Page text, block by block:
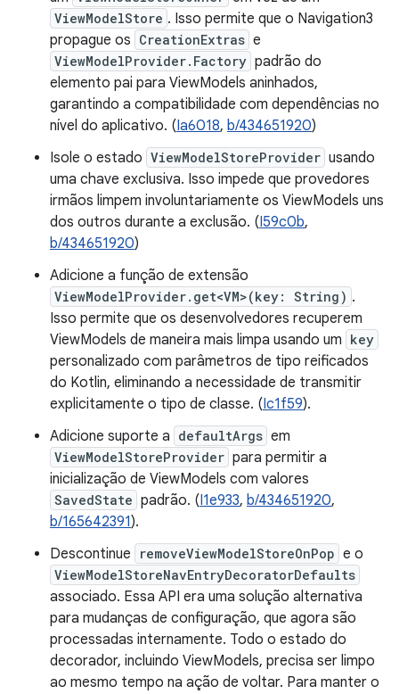
ViewModelStore . Isso permite que o Navigation3
propague os CreationExtras e
ViewModelProvider.Factory padrão do
elemento pai para ViewModels aninhados,
garantindo a compatibilidade com dependências no
nível do aplicativo. (Ia6018, b/434651920)
Isole o estado ViewModelStoreProvider usando
uma chave exclusiva. Isso impede que provedores
irmãos limpem involuntariamente os ViewModels uns
dos outros durante a exclusão. (I59c0b,
b/434651920)
Adicione a função de extensão
ViewModelProvider.get<VM>(key: String) .
Isso permite que os desenvolvedores recuperem
ViewModels de maneira mais limpa usando um key
personalizado com parâmetros de tipo reificados
do Kotlin, eliminando a necessidade de transmitir
explicitamente o tipo de classe. (Ic1f59).
Adicione suporte a defaultArgs em
ViewModelStoreProvider para permitir a
inicialização de ViewModels com valores
SavedState padrão. (I1e933, b/434651920,
b/165642391).
Descontinue
removeViewModelStoreOnPop e o
ViewModelStoreNavEntryDecoratorDefaults
associado. Essa API era uma solução alternativa
para mudanças de configuração, que agora são
processadas internamente. Todo o estado do
decorador, incluindo ViewModels, precisa ser limpo
ao mesmo tempo na ação de voltar. Para manter o